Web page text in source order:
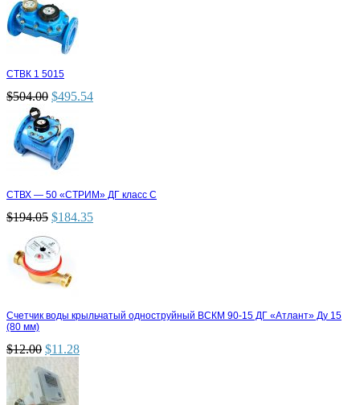
СТВК 1 5015
$504.00 $495.54
СТВХ — 50 «СТРИМ» ДГ класс С
$194.05 $184.35
Счетчик воды крыльчатый одноструйный ВСКМ 90-15 ДГ «Атлант» Ду 15
(80 мм)
$12.00 $11.28